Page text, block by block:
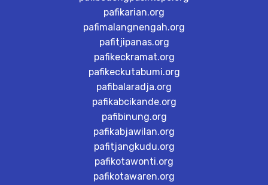
pafikarian.org
pafimalangnengah.org
pafitjipanas.org
pafikeckramat.org
pafikeckutabumi.org
pafibalaradja.org
pafikabcikande.org
pafibinung.org
pafikabjawilan.org
pafitjangkudu.org
pafikotawonti.org
pafikotawaren.org